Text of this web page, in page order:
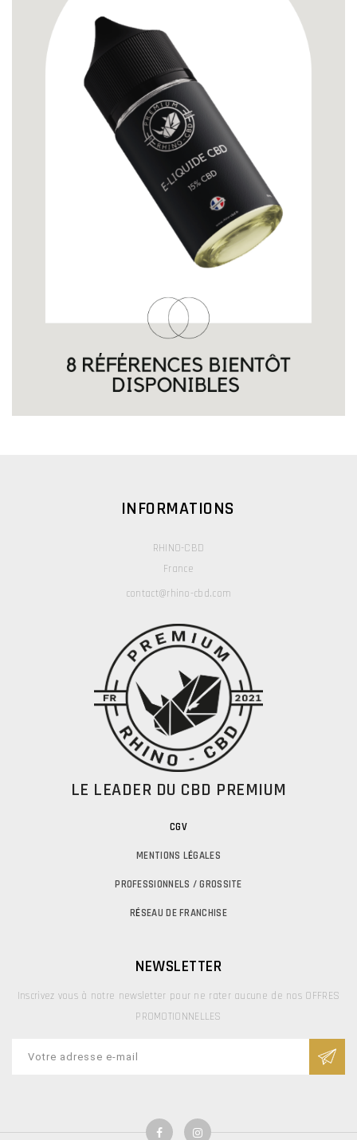
INFORMATIONS
RHINO-CBD
France
contact@rhino-cbd.com
LE LEADER DU CBD PREMIUM
CGV
MENTIONS LÉGALES
PROFESSIONNELS / GROSSITE
RÉSEAU DE FRANCHISE
NEWSLETTER
Inscrivez vous à notre newsletter pour ne rater aucune de nos OFFRES
PROMOTIONNELLES